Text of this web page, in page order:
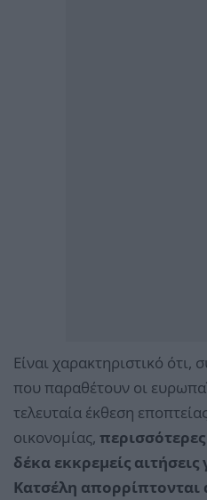
Είναι χαρακτηριστικό
που παραθέτουν οι
τελευταία έκθεση
οικονομίας,
δέκα εκκρεμείς
Κατσέλη απορρίπτονται